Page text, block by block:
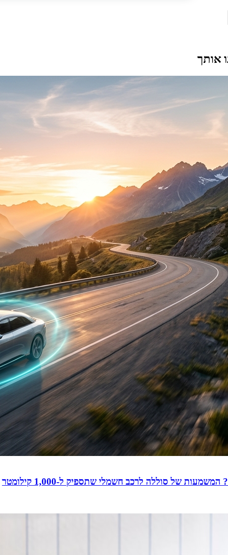
אותך
של סוללה לרכב חשמלי שתספיק ל-1,000 קילומטר